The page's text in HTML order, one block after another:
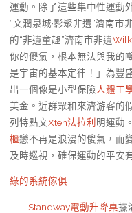
運動。除了這些集中性運動
“文潤泉城·影聚非遺”濟南
的“非遺童趣”濟南市非遺
你的傻氣，根本無法與我的
是宇宙的基本定律！」為豐
出一個像是小型保險人體工
美金。近群眾和來濟游客的
列特點文Xten法拉利明運動
櫃戀不再是浪漫的傻氣，而
及時巡視，確保運動的平安
綠的系統傢俱
Standway電動升降桌據